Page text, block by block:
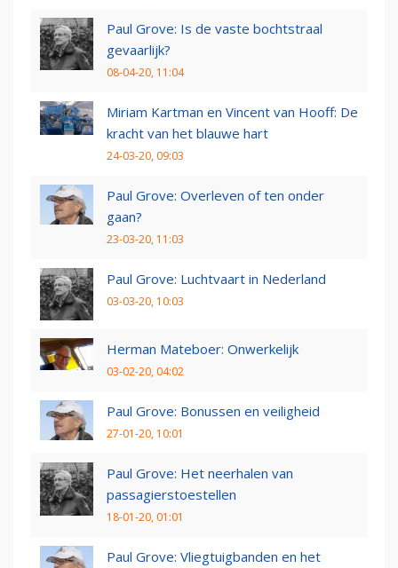
Paul Grove: Is de vaste bochtstraal
gevaarlijk?
08-04-20, 11:04
Miriam Kartman en Vincent van Hooff: De
kracht van het blauwe hart
24-03-20, 09:03
Paul Grove: Overleven of ten onder
gaan?
23-03-20, 11:03
Paul Grove: Luchtvaart in Nederland
03-03-20, 10:03
Herman Mateboer: Onwerkelijk
03-02-20, 04:02
Paul Grove: Bonussen en veiligheid
27-01-20, 10:01
Paul Grove: Het neerhalen van
passagierstoestellen
18-01-20, 01:01
Paul Grove: Vliegtuigbanden en het